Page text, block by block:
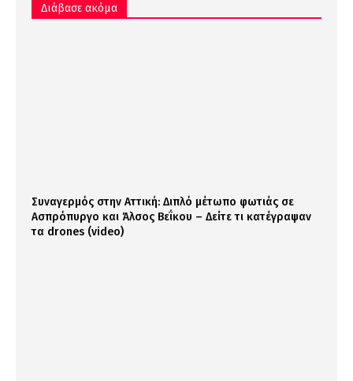
Διάβασε ακόμα
Συναγερμός στην Αττική: Διπλό μέτωπο φωτιάς σε
Ασπρόπυργο και Άλσος Βεΐκου – Δείτε τι κατέγραψαν
τα drones (video)